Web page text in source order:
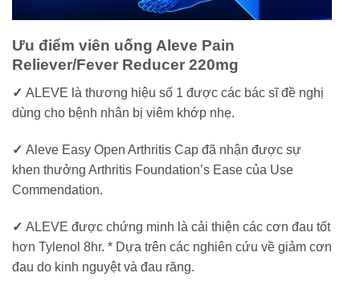
Ưu điểm viên uống Aleve Pain
Reliever/Fever Reducer 220mg
✓ ALEVE là thương hiệu số 1 được các bác sĩ đề nghị
dùng cho bệnh nhân bị viêm khớp nhẹ.
✓ Aleve Easy Open Arthritis Cap đã nhận được sự
khen thưởng Arthritis Foundation’s Ease của Use
Commendation.
✓ ALEVE được chứng minh là cải thiện các cơn đau tốt
hơn Tylenol 8hr. * Dựa trên các nghiên cứu về giảm cơn
đau do kinh nguyệt và đau răng.